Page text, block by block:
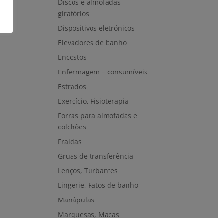
Discos e almofadas
giratórios
Dispositivos eletrónicos
Elevadores de banho
Encostos
Enfermagem – consumíveis
Estrados
Exercício, Fisioterapia
Forras para almofadas e
colchões
Fraldas
Gruas de transferência
Lenços, Turbantes
Lingerie, Fatos de banho
Manápulas
Marquesas, Macas